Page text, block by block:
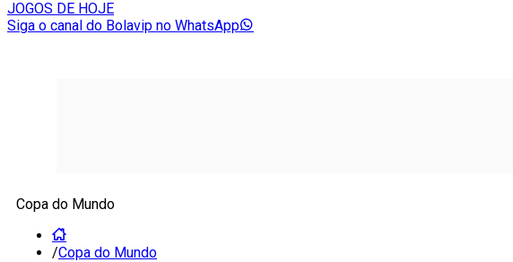
JOGOS DE HOJE
Siga o canal do Bolavip no WhatsApp
Copa do Mundo
/Copa do Mundo